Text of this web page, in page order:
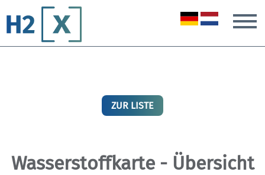
ZUR LISTE
Wasserstoffkarte - Übersicht